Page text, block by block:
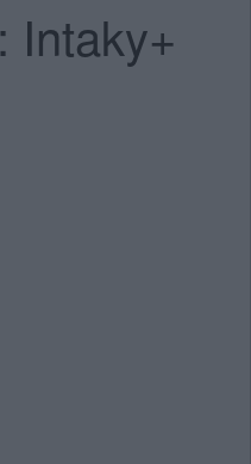
Intaky+